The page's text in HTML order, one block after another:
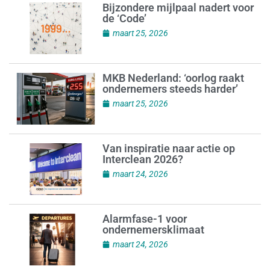
Bijzondere mijlpaal nadert voor
de ‘Code’
maart 25, 2026
MKB Nederland: ‘oorlog raakt
ondernemers steeds harder’
maart 25, 2026
Van inspiratie naar actie op
Interclean 2026?
maart 24, 2026
Alarmfase-1 voor
ondernemersklimaat
maart 24, 2026